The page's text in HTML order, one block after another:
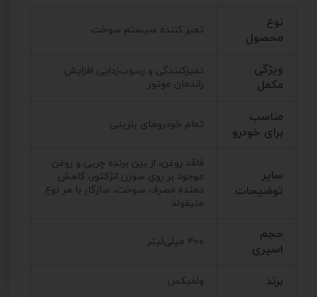
نوع
محصول
تمیز کننده سیستم سوخت
ویژگی
مکمل
تمیزکنندگی و رسوب‌زدایی افزایش
راندمان موتور
مناسب
برای خودرو
تمام خودروهای بنزینی
سایر
توضیحات
فاقد روغن، از بین برنده چربی و روغن
موجود بر روی سوزن انژکتور، کاهش
دهنده مصرف سوخت، سازگار با هر نوع
منیفولد
حجم
اسپری
۴۰۰ میلی‌لیتر
برند ولفیکس